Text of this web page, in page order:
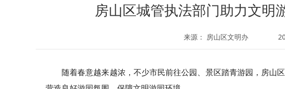
房山区城管执法部门助力文明
来源： 房山区文明办
随着春意越来越浓，不少市民前往公园、景区踏青游园，房山